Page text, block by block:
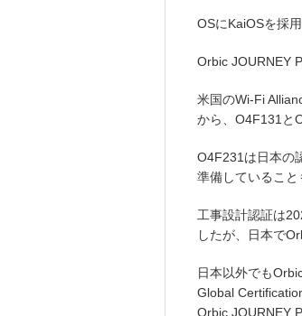
OSにKaiOSを採
Orbic JOURNEY
米国のWi-Fi
から、O4F131と
O4F231は日本の
準備していること
工事設計認証は
したが、日本で
日本以外でも
Global
Orbic JOURNEY